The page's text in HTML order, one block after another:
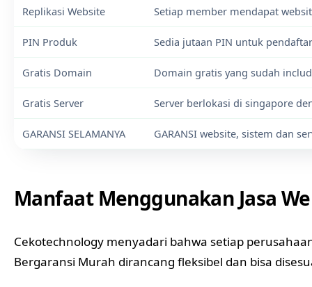
Replikasi Website Setiap member mendapat
PIN Produk Sedia jutaan PIN untuk
Gratis Domain Domain gratis yang sudah
Gratis Server Server berlokasi di singapore
GARANSI SELAMANYA GARANSI website, sistem dan
Manfaat Menggunakan Jasa
Cekotechnology menyadari bahwa setiap
Bergaransi Murah dirancang fleksibel dan bisa